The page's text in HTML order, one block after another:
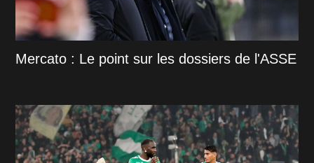
Mercato : Le point sur les dossiers de l'ASSE